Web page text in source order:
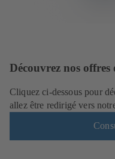
Découvrez nos
Cliquez ci-dessous pour
allez être redirigé vers